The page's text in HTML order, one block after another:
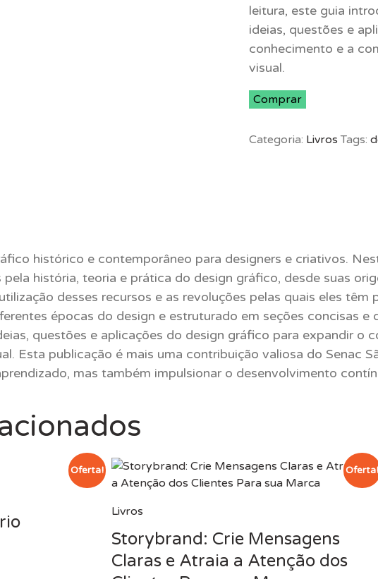
leitura, este guia
ideias, questões e
conhecimento e a
visual.
Comprar
Categoria: Livros Tags:
histórico e contemporâneo para designers e criativos.
história, teoria e prática do design gráfico, desde suas
desses recursos e as revoluções pelas quais eles
épocas do design e estruturado em seções concisas
questões e aplicações do design gráfico para expandir o
Esta publicação é mais uma contribuição valiosa do Senac
mas também impulsionar o desenvolvimento
Oferta! Oferta!
Livros
Storybrand: Crie Mensagens
Claras e Atraia a Atenção dos